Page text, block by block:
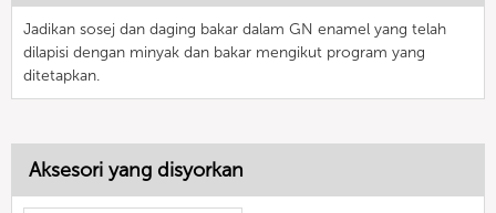
Jadikan sosej dan daging bakar dalam GN enamel yang telah
dilapisi dengan minyak dan bakar mengikut program yang
ditetapkan.
Aksesori yang disyorkan